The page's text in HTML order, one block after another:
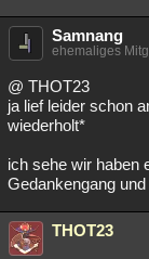
Samnang
ehemaliges
@ THOT23
ja lief leider schon
wiederholt*
ich sehe wir haben
Gedankengang
THOT23